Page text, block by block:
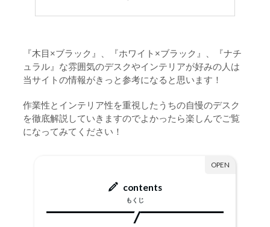
『木目×ブラック』、『ホワイト×ブラック』、『ナチ
ュラル』な雰囲気のデスクやインテリアが好みの人は
当サイトの情報がきっと参考になると思います！
作業性とインテリア性を重視したうちの自慢のデスク
を徹底解説していきますのでよかったら楽しんでご覧
になってみてください！
contents
もくじ